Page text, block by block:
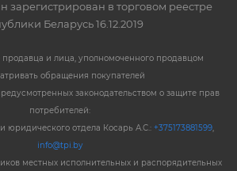
зарегистрирован в торговом реестре
Беларусь 16.12.2019
и лица, уполномоченного продавцом
обращения покупателей
законодательством о защите прав
потребителей:
юридического отдела Косарь А.С.: +375173881599,
info@tpi.by
местных исполнительных и распорядительных